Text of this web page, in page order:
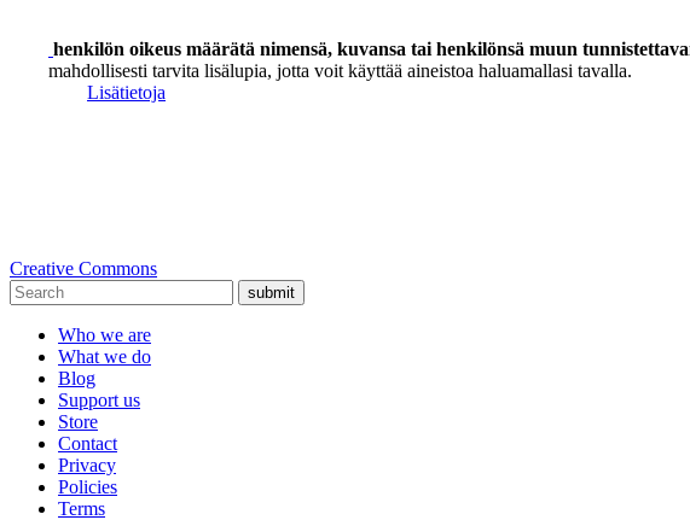
henkilön oikeus määrätä nimensä, kuvansa tai henkilönsä muun
mahdollisesti tarvita lisälupia, jotta voit käyttää aineistoa haluamallasi tavalla.
Lisätietoja
Creative Commons
submit
Who we are
What we do
Blog
Support us
Store
Contact
Privacy
Policies
Terms